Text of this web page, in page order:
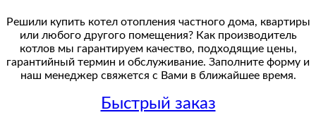
Решили купить котел отопления частного дома, квартиры
или любого другого помещения? Как производитель
котлов мы гарантируем качество, подходящие цены,
гарантийный термин и обслуживание. Заполните форму и
наш менеджер свяжется с Вами в ближайшее время.
Быстрый заказ